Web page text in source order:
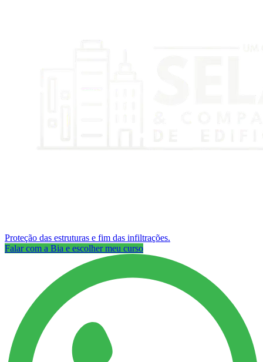
Proteção das estruturas e fim das infiltrações.
Falar com a Bia e escolher meu curso